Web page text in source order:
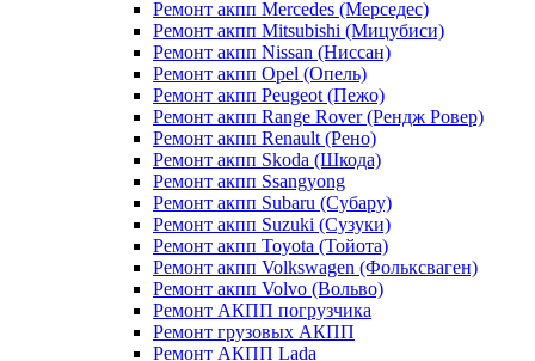
Ремонт акпп Mercedes (Мерседес)
Ремонт акпп Mitsubishi (Мицубиси)
Ремонт акпп Nissan (Ниссан)
Ремонт акпп Opel (Опель)
Ремонт акпп Peugeot (Пежо)
Ремонт акпп Range Rover (Рендж Ровер)
Ремонт акпп Renault (Рено)
Ремонт акпп Skoda (Шкода)
Ремонт акпп Ssangyong
Ремонт акпп Subaru (Cубару)
Ремонт акпп Suzuki (Сузуки)
Ремонт акпп Toyota (Тойота)
Ремонт акпп Volkswagen (Фольксваген)
Ремонт акпп Volvo (Вольво)
Ремонт АКПП погрузчика
Ремонт грузовых АКПП
Ремонт АКПП Lada